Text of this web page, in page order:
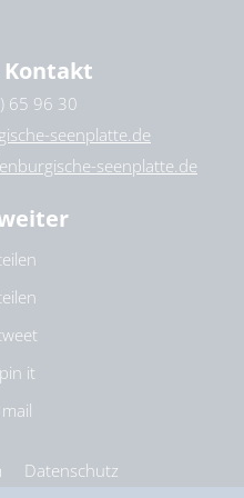
Kontakt
65 96 30
seenplatte.de
seenplatte.de
pin it
mail
Datenschutz